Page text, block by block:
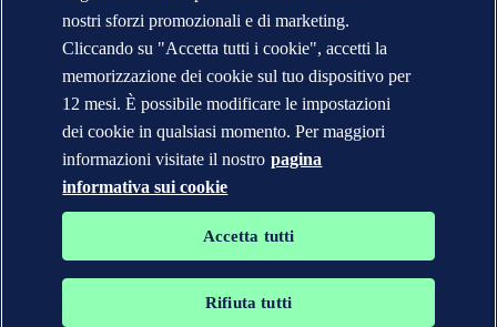
Copyright © DNV 2026
DNV* in Italia - Ragioni Sociali e Partite I.V.A.
Informazioni sui cookies
nostri sforzi promozionali e di marketing.
Cliccando su "Accetta tutti i cookie", accetti la
memorizzazione dei cookie sul tuo dispositivo per
12 mesi. È possibile modificare le impostazioni
dei cookie in qualsiasi momento. Per maggiori
informazioni visitate il nostro pagina
informativa sui cookie
Accetta tutti
Rifiuta tutti